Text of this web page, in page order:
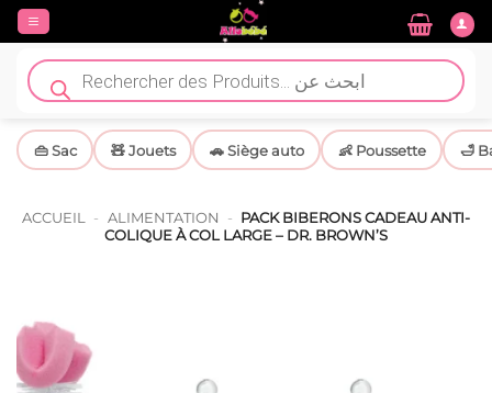
Passer
contenu
Recherche
de
produits
👜 Sac 🧸 Jouets 🚗 Siège auto 👶 Poussette 🛁
ACCUEIL - ALIMENTATION - PACK BIBERONS CADEAU ANTI-
COLIQUE À COL LARGE – DR. BROWN’S